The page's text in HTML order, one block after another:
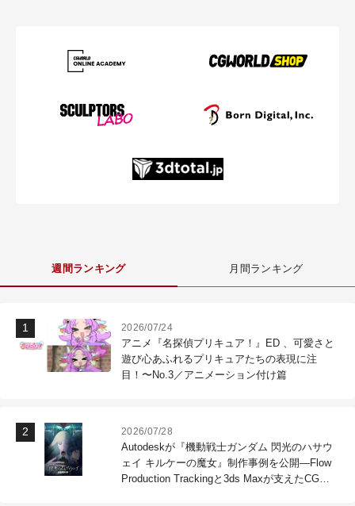
週間ランキング 月間ランキング
2026/07/24
アニメ『名探偵プリキュア！』ED 、可愛さと
遊び心あふれるプリキュアたちの表現に注
目！〜No.3／アニメーション付け篇
2026/07/28
Autodeskが『機動戦士ガンダム 閃光のハサウ
ェイ キルケーの魔女』制作事例を公開―Flow
Production Trackingと3ds Maxが支えたCG制